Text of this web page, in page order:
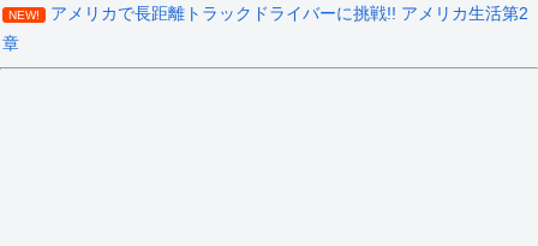
NEW!
アメリカで長距離トラックドライバーに挑戦!! アメリカ生活第2
章